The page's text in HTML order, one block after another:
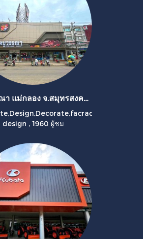
หมูวรรณา แม่กลอง จ.สมุทรสงคราม
design , 1960 ผู้ชม